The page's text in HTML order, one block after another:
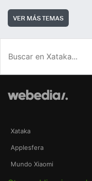
VER MÁS TEMAS
Xataka
Applesfera
Mundo Xiaomi